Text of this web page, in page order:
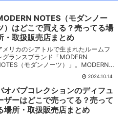
NOTES（モダンノー
）はどこで買える？売ってる場
・取扱販売店まとめ
メリカのシアトルで生まれたルームフ
グランスブランド「MODERN
（モダンノーツ）」。MODERN
NOTES（モダンノーツ）を売ってる場
所・取扱販売店をまとめました。市販・
店舗まずは、市販・実店舗でモダンノ
ツを売ってる場...
2024.10.14
オバブコレクションのディフュ
ザーはどこで売ってる？売って
場所・取扱販売店まとめ